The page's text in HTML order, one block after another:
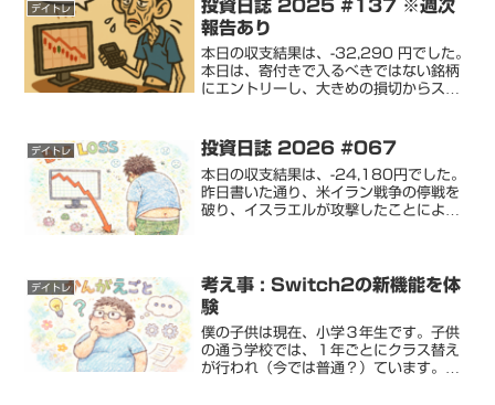
デイトレ
投資日誌 2025 #137 ※週次
報告あり
本日の収支結果は、-32,290 円でした。
本日は、寄付きで入るべきではない銘柄
にエントリーし、大きめの損切からスタ
も、前回と同じかそれ以上の損失を出し
てしまいま...
デイトレ 投資日誌 2026 #067
本日の収支結果は、-24,180円でした。
昨日書いた通り、米イラン戦争の停戦を
破り、イスラエルが攻撃したことによ
外です。世界情勢はど...
デイトレ
考え事 : Switch2の新機能を体
験
僕の子供は現在、小学３年生です。子供
の通う学校では、１年ごとにクラス替え
が行われ（今では普通？）ています。今